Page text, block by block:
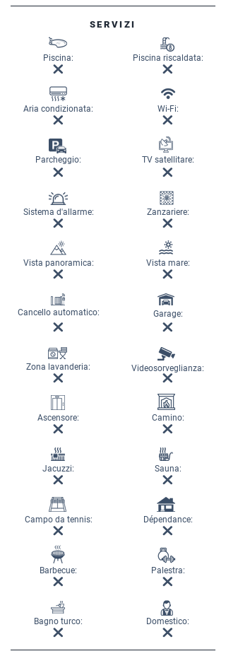
SERVIZI
Piscina:
Aria condizionata:
Parcheggio:
Sistema d'allarme:
Vista panoramica:
Cancello automatico:
Zona lavanderia:
Ascensore:
Jacuzzi:
Campo da tennis:
Barbecue:
Bagno turco:
Piscina riscaldata:
Wi-Fi:
TV satellitare:
Zanzariere:
Vista mare:
Garage:
Videosorveglianza:
Camino:
Sauna:
Dépendance:
Palestra:
Domestico: